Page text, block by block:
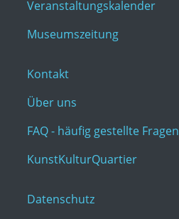
Veranstaltungskalender
Museumszeitung
Kontakt
Über uns
FAQ - häufig gestellte Fragen
KunstKulturQuartier
Datenschutz